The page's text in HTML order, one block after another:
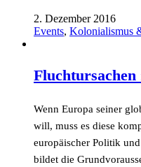
2. Dezember 2016
Events, Kolonialismus
Wenn Europa seiner
will, muss es diese
europäischer Politik
bildet die